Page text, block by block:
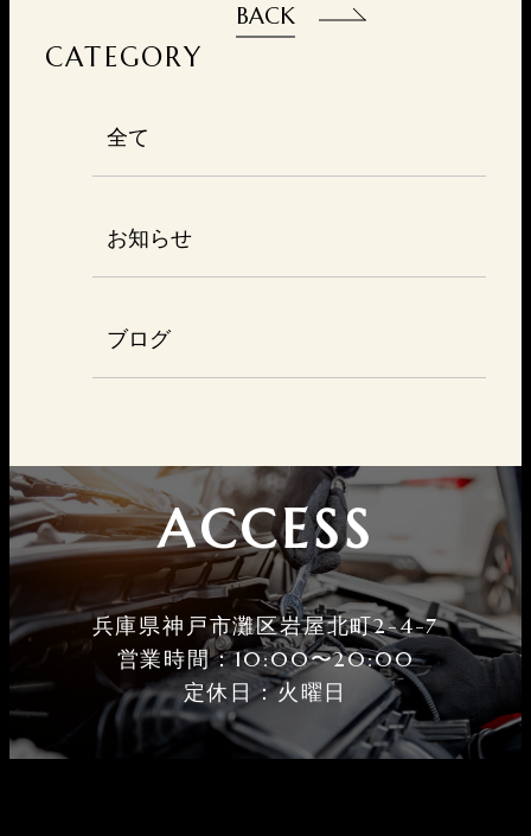
CATEGORY
全て
お知らせ
ブログ
BACK
ACCESS
兵庫県神戸市灘区岩屋北町2-4-7
営業時間：10:00〜20:00
定休⽇：火曜⽇